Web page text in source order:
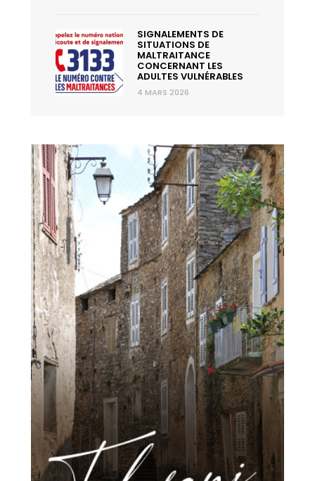
SIGNALEMENTS DE
SITUATIONS DE
MALTRAITANCE
CONCERNANT LES
ADULTES VULNÉRABLES
4 MARS 2026